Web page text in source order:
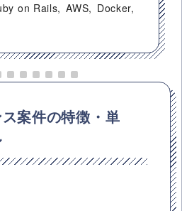
on Rails AWS
Docker
案件の特徴・単